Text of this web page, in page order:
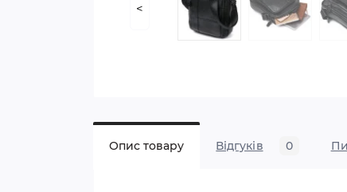
<
Опис товару Відгуків 0